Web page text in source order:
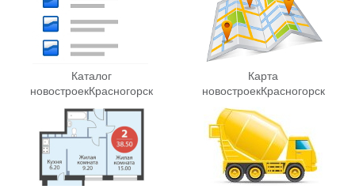
Каталог
новостроекКрасногорск
Карта
новостроекКрасногорск